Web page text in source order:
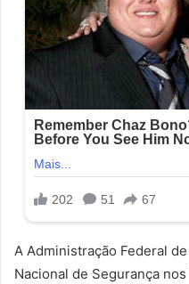
A Administração Federal
Nacional de Segurança